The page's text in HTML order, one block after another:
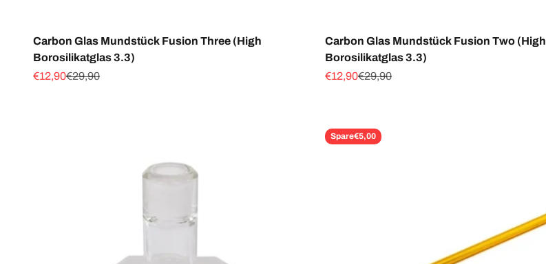
Carbon Glas Mundstück Fusion Three (High
Borosilikatglas 3.3)
Angebot
€12,90Regulärer Preis
€29,90
Carbon Glas Mundstück Fusion Two (High
Borosilikatglas 3.3)
Angebot
€12,90Regulärer Preis
€29,90
Spare€5,00